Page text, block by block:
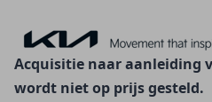
Acquisitie naar aanleiding
wordt niet op prijs gesteld.